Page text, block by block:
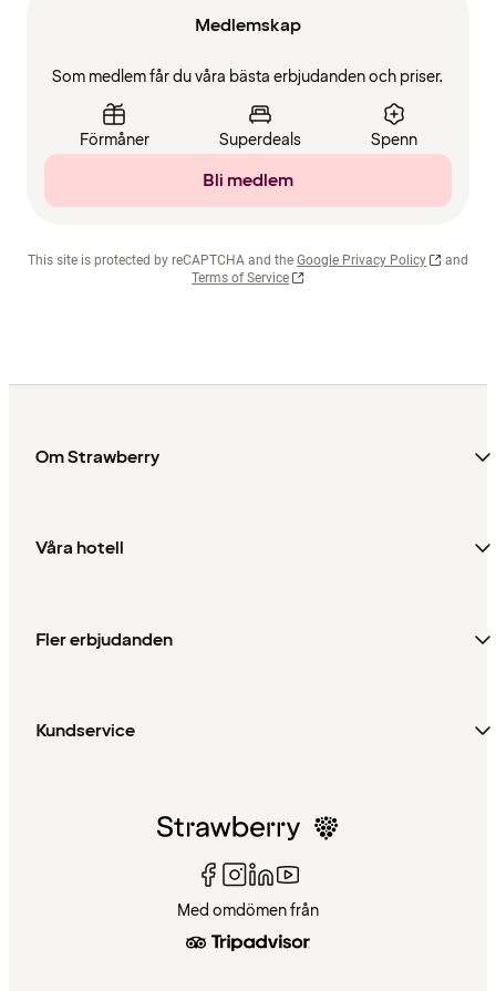
Medlemskap
Som medlem får du våra bästa erbjudanden och priser.
Förmåner Superdeals Spenn
Bli medlem
This site is protected by reCAPTCHA and the Google Privacy Policy
and
Terms of Service
Om Strawberry
Våra hotell
Fler erbjudanden
Kundservice
Med omdömen från